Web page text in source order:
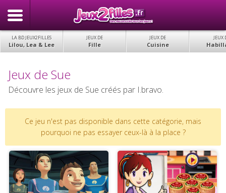
LA BD JEUX2FILLES
Lilou, Lea & Lee
JEUX DE
Fille
JEUX DE
Cuisine
JEUX
Jeux de Sue
Découvre les jeux de Sue créés par I.bravo.
Ce jeu n'est pas disponible dans cette catégorie, mais
pourquoi ne pas essayer ceux-là à la place ?